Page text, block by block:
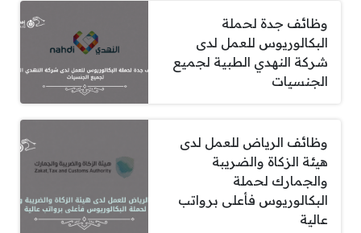
وظائف جدة لحملة
البكالوريوس للعمل لدى
شركة النهدي الطبية لجميع
الجنسيات
وظائف الرياض للعمل لدى
هيئة الزكاة والضريبة
والجمارك لحملة
البكالوريوس فأعلى برواتب
عالية